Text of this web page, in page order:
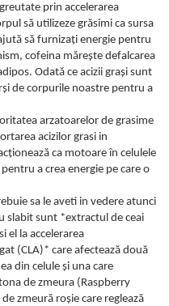
prin accelerarea
să utilizeze grăsimi ca sursa
să furnizați energie pentru
cofeina mărește defalcarea
Odată ce acizii grași sunt
de corpurile noastre pentru a
arzatoarelor de grasime
acizilor grasi in
ca motoare în celulele
a crea energie pe care o
sa le aveti in vedere atunci
slabit sunt *extractul de ceai
el la accelerarea
(CLA)* care afectează două
din celule și una care
de zmeura (Raspberry
zmeură roșie care reglează